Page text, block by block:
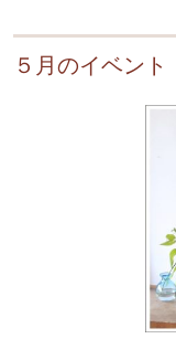
５月のイベン